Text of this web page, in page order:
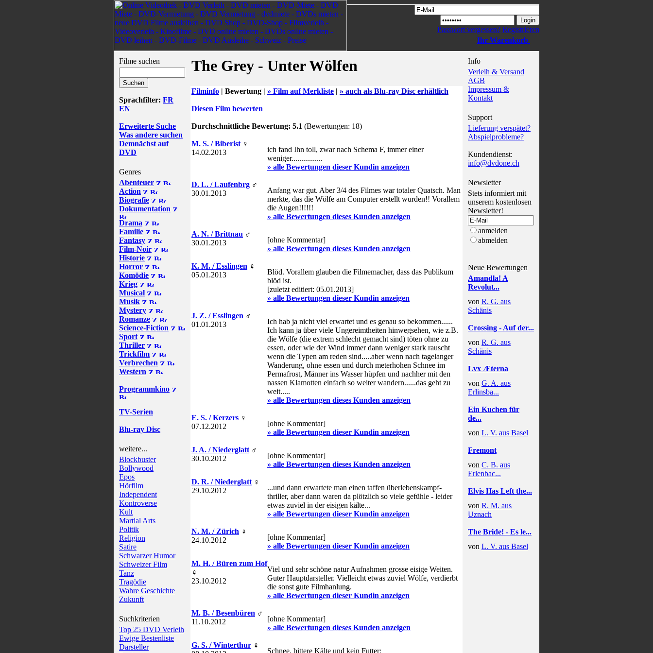
Passwort vergessen? Registrieren
Ihr Warenkorb
Filme suchen
Sprachfilter: FR
EN
Erweiterte Suche
Was andere suchen
Demnächst auf
DVD
Genres
Abenteuer
Action
Biografie
Dokumentation
Drama
Familie
Fantasy
Film-Noir
Historie
Horror
Komödie
Krieg
Musical
Musik
Mystery
Romanze
Science-Fiction
Sport
Thriller
Trickfilm
Verbrechen
Western
Programmkino
TV-Serien
Blu-ray Disc
weitere...
Blockbuster
Bollywood
Epos
Hörfilm
Independent
Kontroverse
Kult
Martial Arts
Politik
Religion
Satire
Schwarzer Humor
Schweizer Film
Tanz
Tragödie
Wahre Geschichte
Zukunft
Suchkriterien
Top 25 DVD Verleih
Ewige Bestenliste
Darsteller
The Grey - Unter Wölfen
Filminfo | Bewertung | » Film auf Merkliste | » auch als Blu-ray Disc erhältlich
Diesen Film bewerten
Durchschnittliche Bewertung: 5.1 (Bewertungen: 18)
M. S. / Biberist ♀
14.02.2013
ich fand Ihn toll, zwar nach Schema F, immer einer
weniger................
» alle Bewertungen dieser Kundin anzeigen
D. L. / Laufenbrg ♂
30.01.2013
Anfang war gut. Aber 3/4 des Filmes war totaler Quatsch. Man
merkte, das die Wölfe am Computer erstellt wurden!! Vorallem
die Augen!!!!!!
» alle Bewertungen dieses Kunden anzeigen
A. N. / Brittnau ♂
30.01.2013
[ohne Kommentar]
» alle Bewertungen dieses Kunden anzeigen
K. M. / Esslingen ♀
05.01.2013
Blöd. Vorallem glauben die Filmemacher, dass das Publikum
blöd ist.
[zuletzt editiert: 05.01.2013]
» alle Bewertungen dieser Kundin anzeigen
J. Z. / Esslingen ♂
01.01.2013
Ich hab ja nicht viel erwartet und es genau so bekommen......
Ich kann ja über viele Ungereimtheiten hinwegsehen, wie z.B.
die Wölfe (die extrem schlecht gemacht sind) töten ohne zu
essen, oder wie der Wind immer dann weniger stark rauscht
wenn die Typen am reden sind.....aber wenn nach tagelanger
Wanderung, ohne essen und durch meterhohen Schnee im
Permafrost, Männer ins Wasser hüpfen und nachher mit den
nassen Klamotten einfach so weiter wandern......das geht zu
weit.....
» alle Bewertungen dieses Kunden anzeigen
E. S. / Kerzers ♀
07.12.2012
[ohne Kommentar]
» alle Bewertungen dieser Kundin anzeigen
J. A. / Niederglatt ♂
30.10.2012
[ohne Kommentar]
» alle Bewertungen dieses Kunden anzeigen
D. R. / Niederglatt ♀
29.10.2012
...und dann erwartete man einen taffen überlebenskampf-
thriller, aber dann waren da plötzlich so viele gefühle - leider
etwas zuviel in der eisigen kälte...
» alle Bewertungen dieser Kundin anzeigen
N. M. / Zürich ♀
24.10.2012
[ohne Kommentar]
» alle Bewertungen dieser Kundin anzeigen
M. H. / Büren zum Hof
♀
23.10.2012
Viel und sehr schöne natur Aufnahmen grosse eisige Weiten.
Guter Hauptdarsteller. Vielleicht etwas zuviel Wölfe, verdierbt
die sonst gute Filmhanlung.
» alle Bewertungen dieser Kundin anzeigen
M. B. / Besenbüren ♂
11.10.2012
[ohne Kommentar]
» alle Bewertungen dieses Kunden anzeigen
G. S. / Winterthur ♀
Schnee, bittere Kälte und kein Futter:
Info
Verleih & Versand
AGB
Impressum &
Kontakt
Support
Lieferung verspätet?
Abspielprobleme?
Kundendienst:
info@dvdone.ch
Newsletter
Stets informiert mit
unserem kostenlosen
Newsletter!
anmelden
abmelden
Neue Bewertungen
Amandla! A
Revolut...
von R. G. aus
Schänis
Crossing - Auf der...
von R. G. aus
Schänis
Lvx Æterna
von G. A. aus
Erlinsba...
Ein Kuchen für
de...
von L. V. aus Basel
Fremont
von C. B. aus
Erlenbac...
Elvis Has Left the...
von R. M. aus
Uznach
The Bride! - Es le...
von L. V. aus Basel